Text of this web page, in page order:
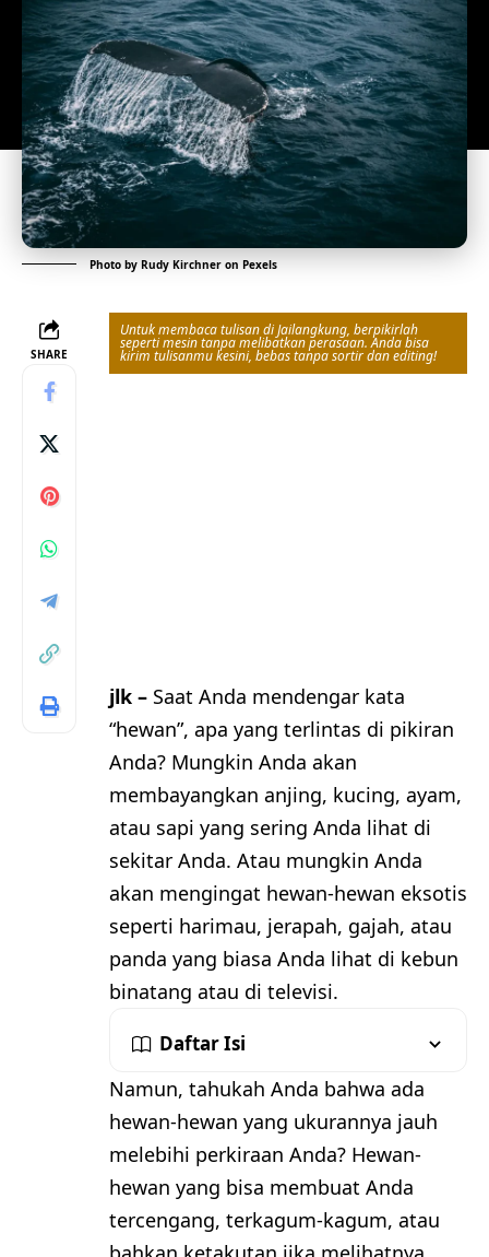
Photo by Rudy Kirchner on Pexels
SHARE
Untuk membaca tulisan di Jailangkung, berpikirlah
seperti mesin tanpa melibatkan perasaan. Anda bisa
kirim tulisanmu kesini, bebas tanpa sortir dan editing!
jlk – Saat Anda mendengar kata
“hewan”, apa yang terlintas di pikiran
Anda? Mungkin Anda akan
membayangkan anjing, kucing, ayam,
atau sapi yang sering Anda lihat di
sekitar Anda. Atau mungkin Anda
akan mengingat hewan-hewan eksotis
seperti harimau, jerapah, gajah, atau
panda yang biasa Anda lihat di kebun
binatang atau di televisi.
Daftar Isi
Namun, tahukah Anda bahwa ada
hewan-hewan yang ukurannya jauh
melebihi perkiraan Anda? Hewan-
hewan yang bisa membuat Anda
tercengang, terkagum-kagum, atau